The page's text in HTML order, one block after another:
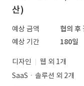
산)
예상 금액
협의 후
예상 기간
180일
디자인
웹 외 1개
SaaSㆍ솔루션 외 2개